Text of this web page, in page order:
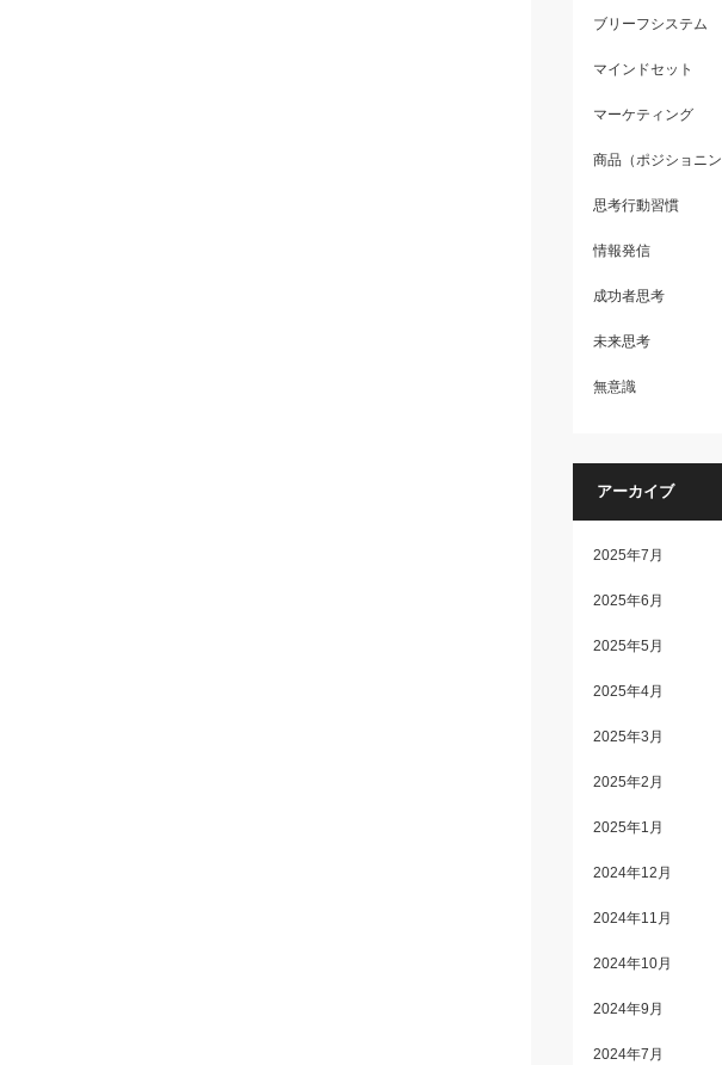
ブリーフシステム
マインドセット
マーケティング
商品（ポジショニン
思考行動習慣
情報発信
成功者思考
未来思考
無意識
アーカイブ
2025年7月
2025年6月
2025年5月
2025年4月
2025年3月
2025年2月
2025年1月
2024年12月
2024年11月
2024年10月
2024年9月
2024年7月